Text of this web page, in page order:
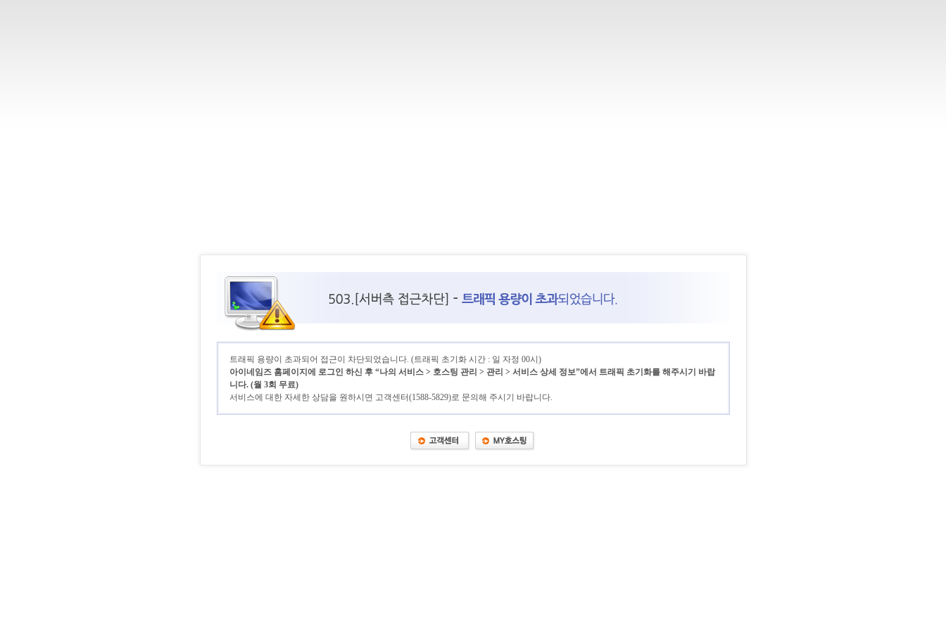
트래픽 용량이 초과되어 접근이 차단되었습니다. (트래픽 초기화 시간 : 일 자정 00시)
아이네임즈 홈페이지에 로그인 하신 후 “나의 서비스 > 호스팅 관리 > 관리 > 서비스 상세 정보”에서 트래픽 초기화를 해주시기 바랍
니다. (월 3회 무료)
서비스에 대한 자세한 상담을 원하시면 고객센터(1588-5829)로 문의해 주시기 바랍니다.